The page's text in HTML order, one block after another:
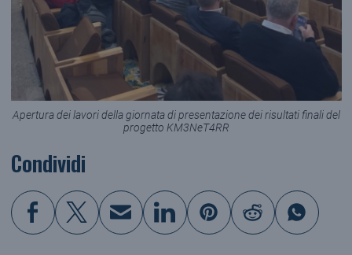
Apertura dei lavori della giornata di presentazione dei risultati finali del
progetto KM3NeT4RR
Condividi